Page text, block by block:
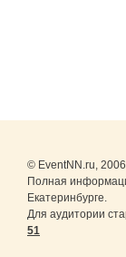
© EventNN.ru,
Полная
Екатеринбурге.
Для аудитории
51